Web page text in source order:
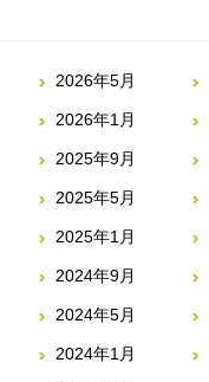
2026年5月
2026年1月
2025年9月
2025年5月
2025年1月
2024年9月
2024年5月
2024年1月